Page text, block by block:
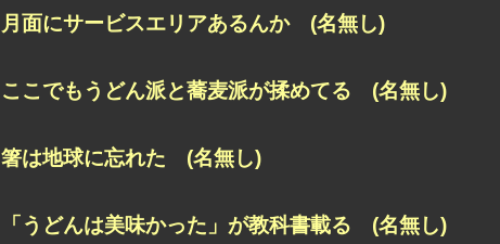
月面にサービスエリアあるんか (名無し)
ここでもうどん派と蕎麦派が揉めてる (名無し)
箸は地球に忘れた (名無し)
「うどんは美味かった」が教科書載る (名無し)